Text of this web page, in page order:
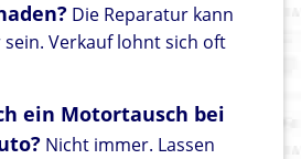
Die Reparatur kann
Verkauf lohnt sich oft
ein Motortausch bei
Nicht immer. Lassen